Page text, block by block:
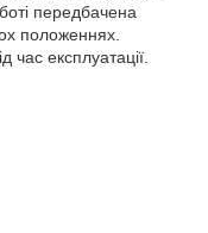
передбачена
положеннях.
час експлуатації.